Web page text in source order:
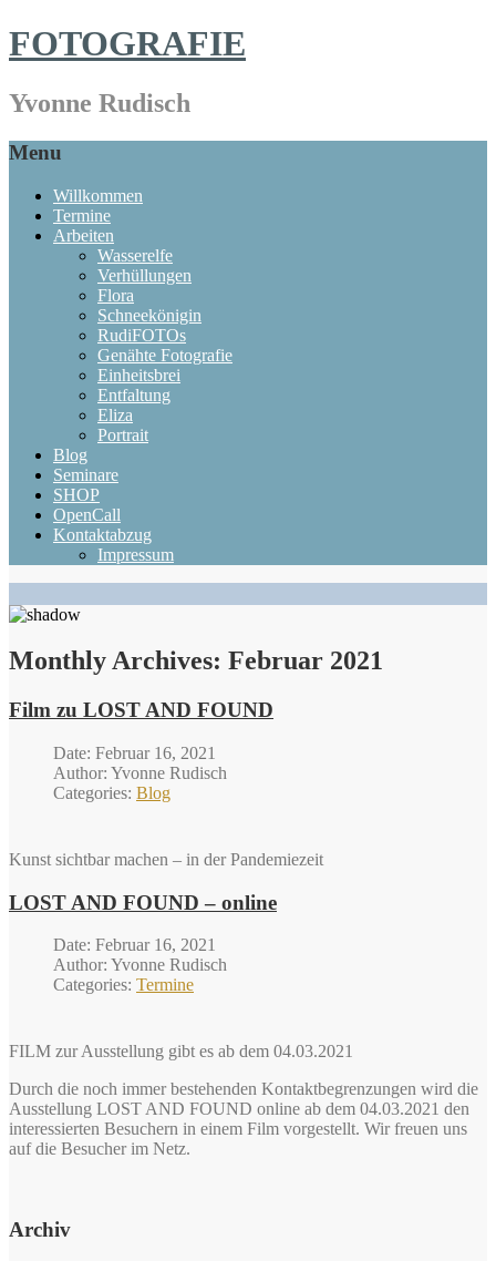
FOTOGRAFIE
Yvonne Rudisch
Menu
Willkommen
Termine
Arbeiten
Wasserelfe
Verhüllungen
Flora
Schneekönigin
RudiFOTOs
Genähte Fotografie
Einheitsbrei
Entfaltung
Eliza
Portrait
Blog
Seminare
SHOP
OpenCall
Kontaktabzug
Impressum
Monthly Archives: Februar 2021
Film zu LOST AND FOUND
Date: Februar 16, 2021
Author: Yvonne Rudisch
Categories: Blog
Kunst sichtbar machen – in der Pandemiezeit
LOST AND FOUND – online
Date: Februar 16, 2021
Author: Yvonne Rudisch
Categories: Termine
FILM zur Ausstellung gibt es ab dem 04.03.2021
Durch die noch immer bestehenden Kontaktbegrenzungen wird die
Ausstellung LOST AND FOUND online ab dem 04.03.2021 den
interessierten Besuchern in einem Film vorgestellt. Wir freuen uns
auf die Besucher im Netz.
Archiv